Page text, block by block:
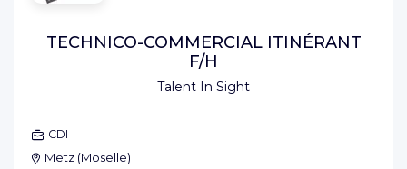
Talent In Sight
TECHNICO-COMMERCIAL ITINÉRANT
F/H
CDI
Metz (Moselle)